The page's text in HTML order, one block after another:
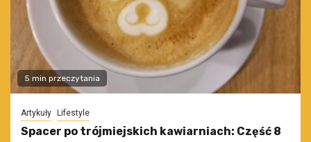
5 min przeczytania
Artykuły Lifestyle
Spacer po trójmiejskich kawiarniach: Część 8